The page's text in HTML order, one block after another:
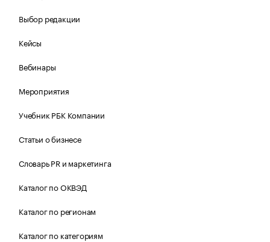
Выбор редакции
Кейсы
Вебинары
Мероприятия
Учебник РБК Компании
Статьи о бизнесе
Словарь PR и маркетинга
Каталог по ОКВЭД
Каталог по регионам
Каталог по категориям